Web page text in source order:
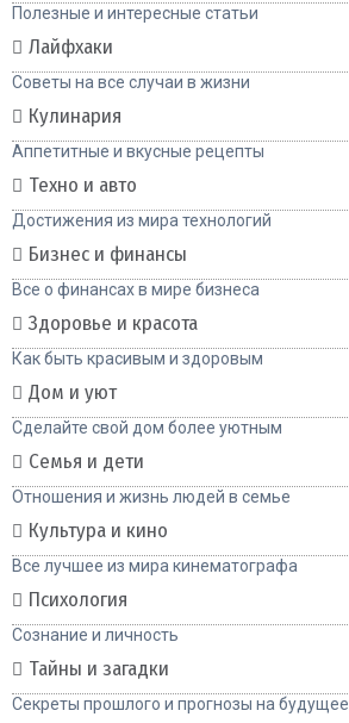
Полезные и интересные статьи
Лайфхаки
Советы на все случаи в жизни
Кулинария
Аппетитные и вкусные рецепты
Техно и авто
Достижения из мира технологий
Бизнес и финансы
Все о финансах в мире бизнеса
Здоровье и красота
Как быть красивым и здоровым
Дом и уют
Сделайте свой дом более уютным
Семья и дети
Отношения и жизнь людей в семье
Культура и кино
Все лучшее из мира кинематографа
Психология
Сознание и личность
Тайны и загадки
Секреты прошлого и прогнозы на будущее